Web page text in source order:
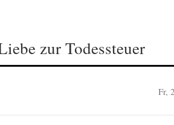
zur Todessteuer
Fr,